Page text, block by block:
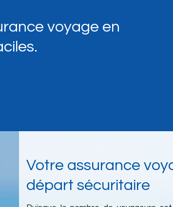
voyage en
Votre assurance
départ sécuritaire